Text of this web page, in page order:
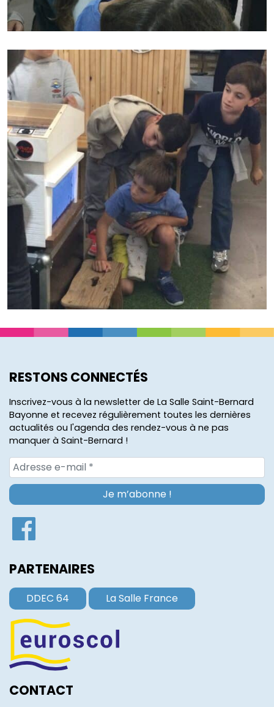
RESTONS CONNECTÉS
Inscrivez-vous à la newsletter de La Salle Saint-Bernard
Bayonne et recevez régulièrement toutes les dernières
actualités ou l'agenda des rendez-vous à ne pas
manquer à Saint-Bernard !
PARTENAIRES
DDEC 64 La Salle France
CONTACT